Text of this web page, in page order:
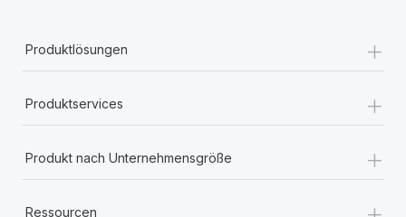
Produktlösungen +
Produktservices +
Produkt nach Unternehmensgröße +
Ressourcen